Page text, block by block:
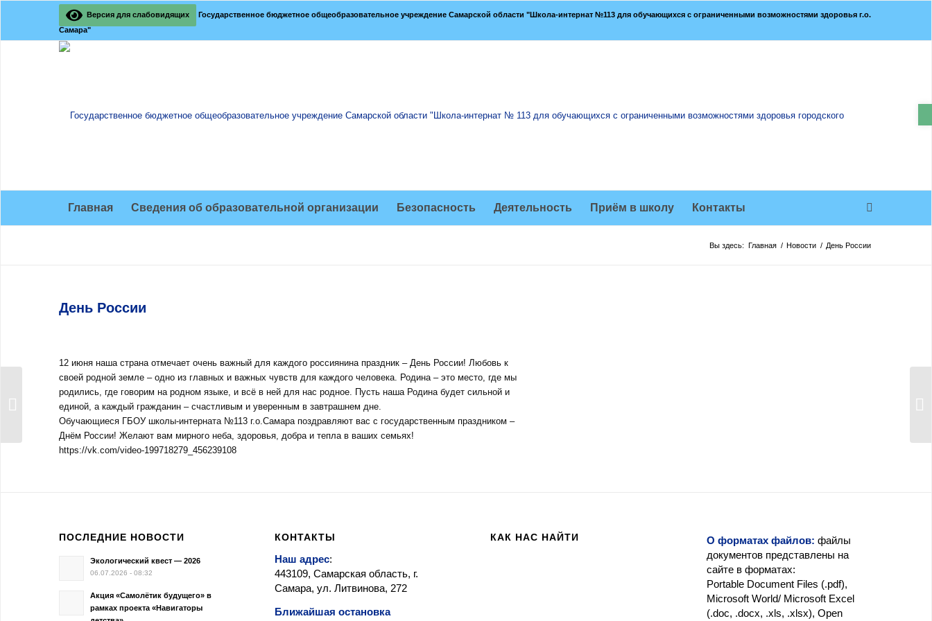
Версия для слабовидящих
Государственное бюджетное общеобразовательное учреждение Самарской области "Школа-интернат №113 для обучающихся с ограниченными возможностями здоровья г.о.
Самара"
Главная Сведения об образовательной организации Безопасность Деятельность Приём в школу Контакты
Вы здесь: Главная / Новости / День России
День России
12 июня наша страна отмечает очень важный для каждого россиянина праздник – День России! Любовь к
своей родной земле – одно из главных и важных чувств для каждого человека. Родина – это место, где мы
родились, где говорим на родном языке, и всё в ней для нас родное. Пусть наша Родина будет сильной и
единой, а каждый гражданин – счастливым и уверенным в завтрашнем дне.
Обучающиеся ГБОУ школы-интерната №113 г.о.Самара поздравляют вас с государственным праздником –
Днём России! Желают вам мирного неба, здоровья, добра и тепла в ваших семьях!
https://vk.com/video-199718279_456239108
ПОСЛЕДНИЕ НОВОСТИ
Экологический квест — 2026
06.07.2026 - 08:32
Акция «Самолётик будущего» в
рамках проекта «Навигаторы
КОНТАКТЫ
Наш адрес:
443109, Самарская область, г.
Самара, ул. Литвинова, 272
Ближайшая остановка
КАК НАС НАЙТИ О форматах файлов: файлы
документов представлены на
сайте в форматах:
Portable Document Files (.pdf),
Microsoft World/ Microsoft Excel
(.doc, .docx, .xls, .xlsx), Open
Итоги конкурса
«Учитель-дефектолог
России-2024»...